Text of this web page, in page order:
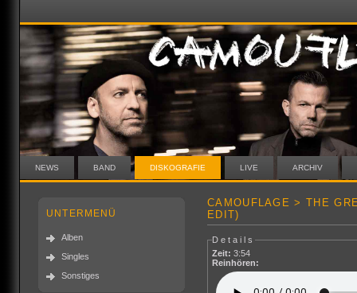
NEWS BAND DISKOGRAFIE LIVE ARCHIV
UNTERMENÜ
Alben
Singles
Sonstiges
CAMOUFLAGE > THE
EDIT)
Details
Zeit: 3:54
Reinhören: